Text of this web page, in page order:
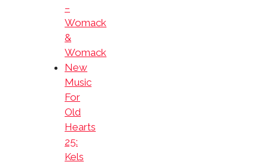
–
Womack
&
Womack
New
Music
For
Old
Hearts
25:
Kels